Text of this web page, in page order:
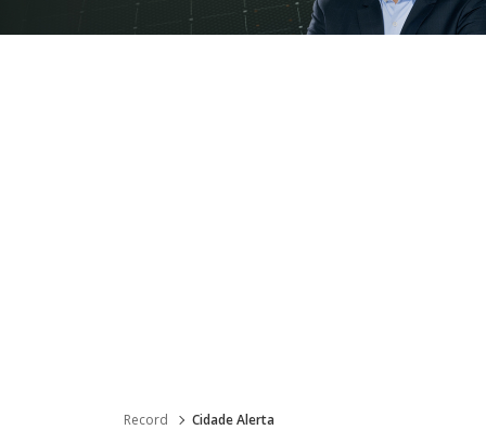
Record Cidade Alerta